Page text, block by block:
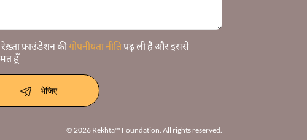
फ़ाउंडेशन कीगोपनीयता नीतिपढ़ ली है और इससे
हूँ
भेजिए
© 2026 Rekhta™ Foundation. All rights reserved.